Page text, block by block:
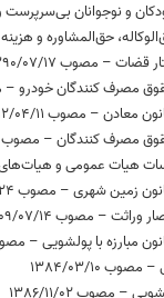
– مصوب 1390/07/17
معادن – مصوب 1392/04/11
کنندگان – مصوب 1388/07/15
زمین شهری – مصوب 1371/03/24
– مصوب 1309/07/14
1384/03/10
– مصوب 1386/11/02